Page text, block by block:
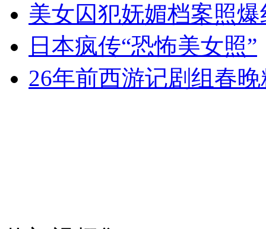
无痛分娩是否安全 医生回应
外交部：反对强权政治霸凌主义
走！跟着总书记去植树
美女囚犯妩媚档案照爆
日本疯传“恐怖美女照”
26年前西游记剧组春